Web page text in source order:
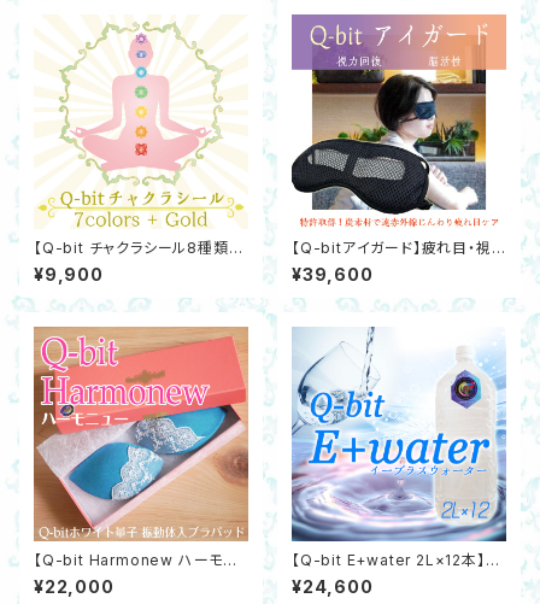
【Q-bit チャクラシール8種類セ
ット】トルマリン・特殊鉱石入り
チャクラ調整 コリや痛み 気の巡
りに Q-bitホワイト量子
¥9,900
【Q-bitアイガード】疲れ目・視
力回復・脳活性にQ-bitホワイト
量子発振体内臓 遠赤外線発生！
炭繊維
¥39,600
【Q-bit Harmonew ハーモニ
ュウ】Q-bitホワイト量子振動体
入りブラパッド抗菌防臭加工 乳
¥22,000
【Q-bit E+water 2L×12本】高
機能量子活性水 飲用水 肌水 Q
-bitホワイト量子
¥24,600